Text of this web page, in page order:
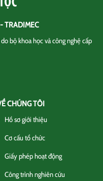
TRADIMEC
bộ khoa học và công nghệ cấp
CHÚNG TÔI
Hồ sơ giới thiệu
Cơ cấu tổ chức
Giấy phép hoạt động
Công trình nghiên cứu